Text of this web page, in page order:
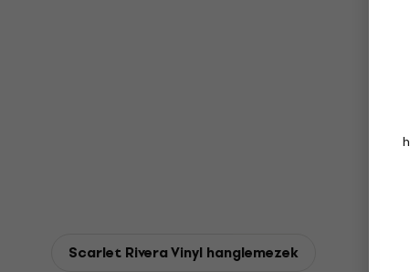
Scarlet Rivera Vinyl hanglemezek